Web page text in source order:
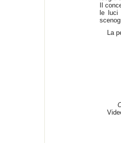
Il
le luci
La